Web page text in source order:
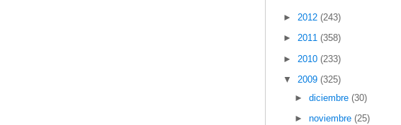
► 2012 (243)
► 2011 (358)
► 2010 (233)
▼ 2009 (325)
► diciembre (30)
► noviembre (25)